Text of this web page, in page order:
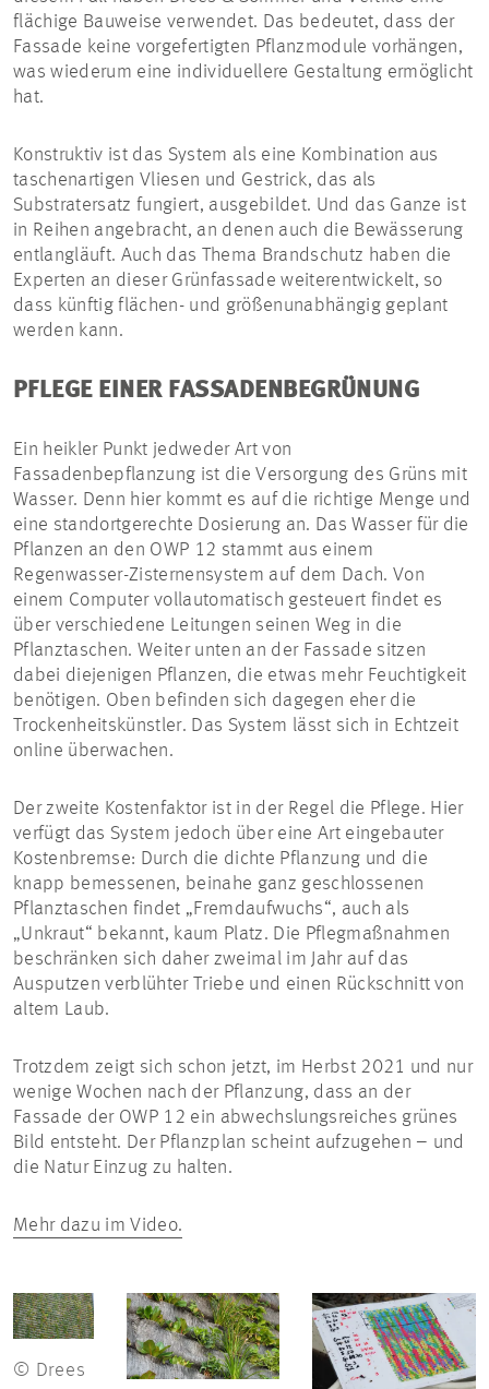
flächige Bauweise verwendet. Das bedeutet, dass der
Fassade keine vorgefertigten Pflanzmodule vorhängen,
was wiederum eine individuellere Gestaltung ermöglicht
hat.
Konstruktiv ist das System als eine Kombination aus
taschenartigen Vliesen und Gestrick, das als
Substratersatz fungiert, ausgebildet. Und das Ganze ist
in Reihen angebracht, an denen auch die Bewässerung
entlangläuft. Auch das Thema Brandschutz haben die
Experten an dieser Grünfassade weiterentwickelt, so
dass künftig flächen- und größenunabhängig geplant
werden kann.
PFLEGE EINER FASSADENBEGRÜNUNG
Ein heikler Punkt jedweder Art von
Fassadenbepflanzung ist die Versorgung des Grüns mit
Wasser. Denn hier kommt es auf die richtige Menge und
eine standortgerechte Dosierung an. Das Wasser für die
Pflanzen an den OWP 12 stammt aus einem
Regenwasser-Zisternensystem auf dem Dach. Von
einem Computer vollautomatisch gesteuert findet es
über verschiedene Leitungen seinen Weg in die
Pflanztaschen. Weiter unten an der Fassade sitzen
dabei diejenigen Pflanzen, die etwas mehr Feuchtigkeit
benötigen. Oben befinden sich dagegen eher die
Trockenheitskünstler. Das System lässt sich in Echtzeit
online überwachen.
Der zweite Kostenfaktor ist in der Regel die Pflege. Hier
verfügt das System jedoch über eine Art eingebauter
Kostenbremse: Durch die dichte Pflanzung und die
knapp bemessenen, beinahe ganz geschlossenen
Pflanztaschen findet „Fremdaufwuchs“, auch als
„Unkraut“ bekannt, kaum Platz. Die Pflegmaßnahmen
beschränken sich daher zweimal im Jahr auf das
Ausputzen verblühter Triebe und einen Rückschnitt von
altem Laub.
Trotzdem zeigt sich schon jetzt, im Herbst 2021 und nur
wenige Wochen nach der Pflanzung, dass an der
Fassade der OWP 12 ein abwechslungsreiches grünes
Bild entsteht. Der Pflanzplan scheint aufzugehen – und
die Natur Einzug zu halten.
Mehr dazu im Video.
© Drees